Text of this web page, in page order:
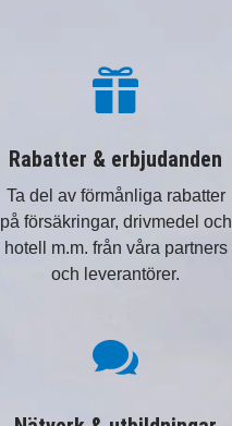

Rabatter & erbjudanden
Ta del av förmånliga rabatter
på försäkringar, drivmedel och
hotell m.m. från våra partners
och leverantörer.
